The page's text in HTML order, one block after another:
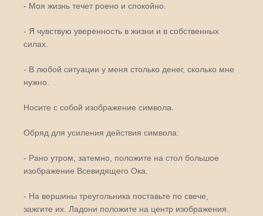
- Моя жизнь течет роено и спокойно.
- Я чувствую уверенность в жизни и в собственных
силах.
- В любой ситуации у меня столько денег, сколько мне
нужно.
Носите с собой изображение символа.
Обряд для усиления действия символа:
- Рано утром, затемно, положите на стол большое
изображение Всевидящего Ока.
- На вершины треугольника поставьте по свече,
зажгите их. Ладони положите на центр изображения.